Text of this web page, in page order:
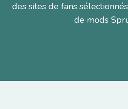
des sites de fans
de mods